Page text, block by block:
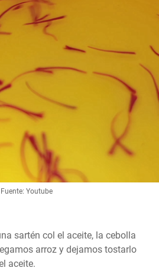
Fuente: Youtube
sartén col el aceite, la cebolla
arroz y dejamos tostarlo
aceite.